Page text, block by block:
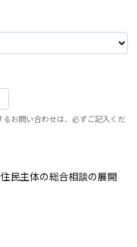
るお問い合わせは、必ずご記入くだ
民主体の総合相談の展開